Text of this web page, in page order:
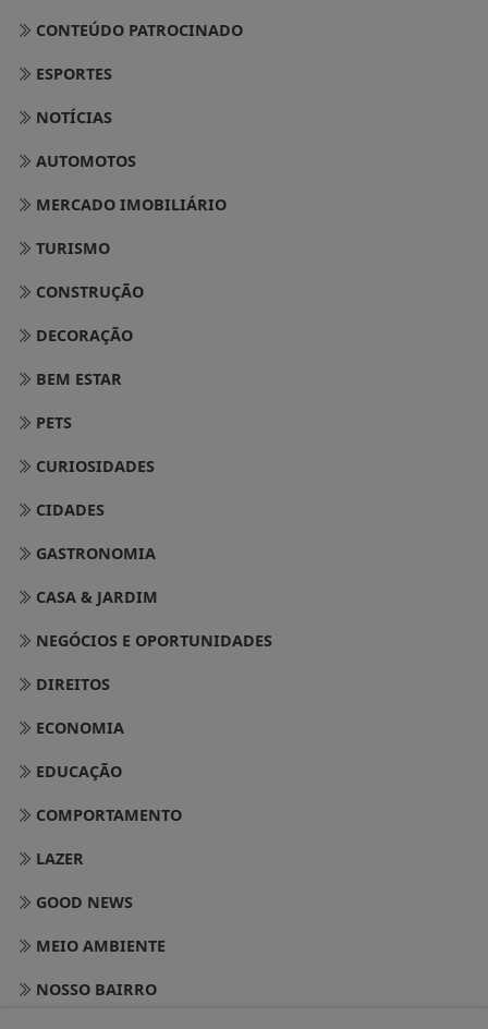
CONTEÚDO PATROCINADO
ESPORTES
NOTÍCIAS
AUTOMOTOS
MERCADO IMOBILIÁRIO
TURISMO
CONSTRUÇÃO
DECORAÇÃO
BEM ESTAR
PETS
CURIOSIDADES
CIDADES
GASTRONOMIA
CASA & JARDIM
NEGÓCIOS E OPORTUNIDADES
DIREITOS
ECONOMIA
EDUCAÇÃO
COMPORTAMENTO
LAZER
GOOD NEWS
MEIO AMBIENTE
NOSSO BAIRRO